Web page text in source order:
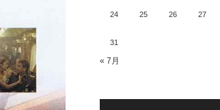
24 25 26 27
31
« 7月